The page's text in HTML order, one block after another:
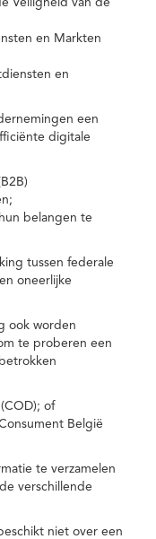
Veiligheid van de
en Markten
en
een
digitale
belangen te
tussen federale
oneerlijke
ook worden
te proberen een
of
België
te verzamelen
verschillende
niet over een